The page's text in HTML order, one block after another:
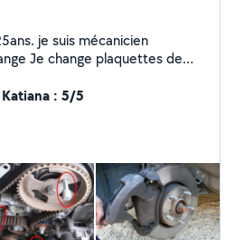
je suis mécanicien
Je change plaquettes de
à domicile ou je suis restée à
à toute
: 5/5